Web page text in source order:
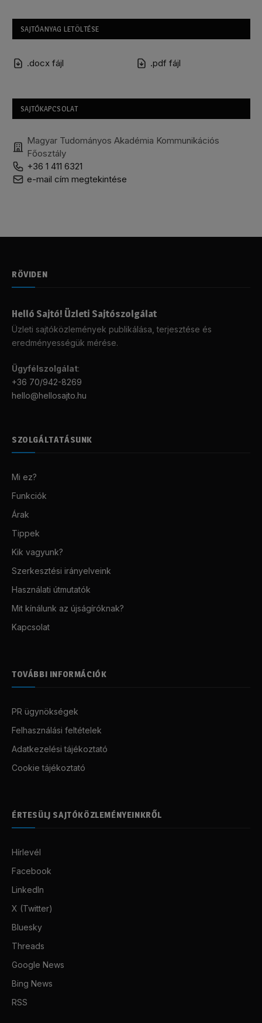
SAJTÓANYAG LETÖLTÉSE
.docx fájl .pdf fájl
SAJTÓKAPCSOLAT
Magyar Tudományos Akadémia Kommunikációs
Főosztály
+36 1 411 6321
e-mail cím megtekintése
RÖVIDEN
Helló Sajtó! Üzleti Sajtószolgálat
Üzleti sajtóközlemények publikálása, terjesztése és
eredményességük mérése.
Ügyfélszolgálat:
+36 70/942-8269
hello@hellosajto.hu
SZOLGÁLTATÁSUNK
Mi ez?
Funkciók
Árak
Tippek
Kik vagyunk?
Szerkesztési irányelveink
Használati útmutatók
Mit kínálunk az újságíróknak?
Kapcsolat
TOVÁBBI INFORMÁCIÓK
PR ügynökségek
Felhasználási feltételek
Adatkezelési tájékoztató
Cookie tájékoztató
ÉRTESÜLJ SAJTÓKÖZLEMÉNYEINKRŐL
Hírlevél
Facebook
LinkedIn
X (Twitter)
Bluesky
Threads
Google News
Bing News
RSS